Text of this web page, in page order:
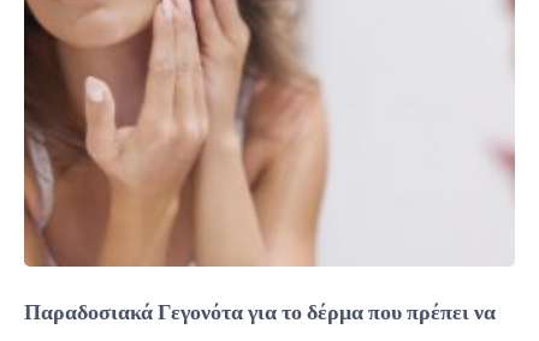
Παραδοσιακά Γεγονότα για το δέρμα που πρέπει να